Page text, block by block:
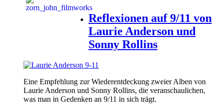
Reflexionen auf 9/11 von
Laurie Anderson und
Sonny Rollins
Eine Empfehlung zur Wiederentdeckung zweier Alben von
Laurie Anderson und Sonny Rollins, die veranschaulichen,
was man in Gedenken an 9/11 in sich trägt.